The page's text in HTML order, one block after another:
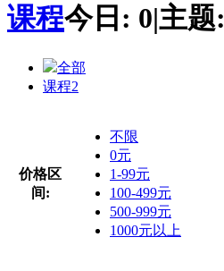
课程今日: 0|主题:
全部
课程2
价格区
间:
不限
0元
1-99元
100-499元
500-999元
1000元以上